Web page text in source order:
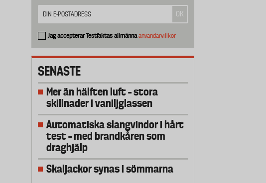
Jag accepterar Testfaktas allmännaanvändarvillkor
SENASTE
Mer än hälften luft – stora
skillnader i vaniljglassen
Automatiska slangvindor i hårt
test – med brandkåren som
draghjälp
Skaljackor synas i sömmarna